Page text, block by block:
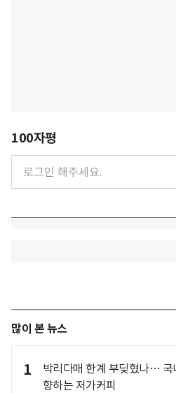
100자평
많이 본 뉴스
1
박리다매 한계 부딪혔나… 국
향하는 저가커피